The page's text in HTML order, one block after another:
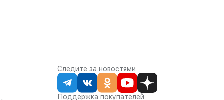
Следите за новостями
Поддержка покупателей